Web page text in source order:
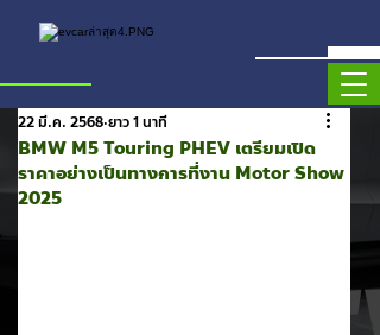
BMW M5 Touring PHEV เตรียมเปิด
ราคาอย่างเป็นทางการที่งาน Motor Show
2025
22 มี.ค. 2568 ยาว 1 นาที